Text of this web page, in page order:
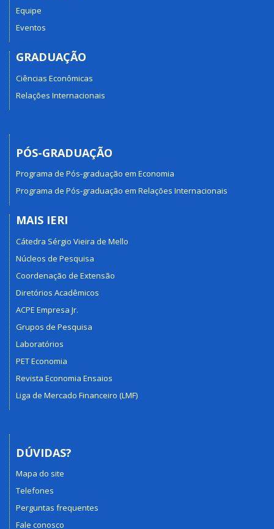
Equipe
Eventos
GRADUAÇÃO
Ciências Econômicas
Relações Internacionais
PÓS-GRADUAÇÃO
Programa de Pós-graduação em Economia
Programa de Pós-graduação em Relações Internacionais
MAIS IERI
Cátedra Sérgio Vieira de Mello
Núcleos de Pesquisa
Coordenação de Extensão
Diretórios Acadêmicos
ACPE Empresa Jr.
Grupos de Pesquisa
Laboratórios
PET Economia
Revista Economia Ensaios
Liga de Mercado Financeiro (LMF)
DÚVIDAS?
Mapa do site
Telefones
Perguntas frequentes
Fale conosco